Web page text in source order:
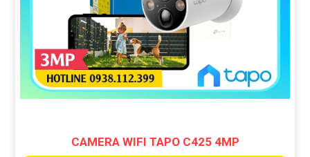
CAMERA WIFI TAPO C425 4MP